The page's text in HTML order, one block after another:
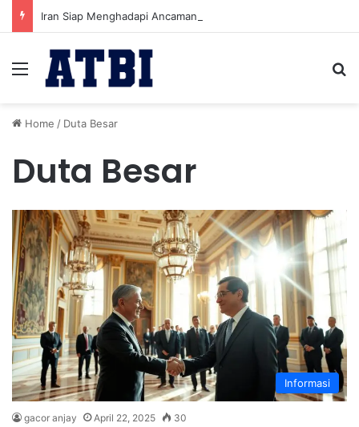
Menu
Home / Duta Besar
Duta Besar
Informasi
gacor anjay April 22, 2025 30